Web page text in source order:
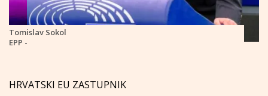
Tomislav Sokol
EPP -
HRVATSKI EU ZASTUPNIK